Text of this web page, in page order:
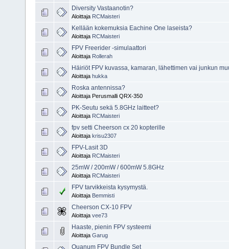
Diversity Vastaanotin?
Aloittaja RCMaisteri
Kellään kokemuksia Eachine One laseista?
Aloittaja RCMaisteri
FPV Freerider -simulaattori
Aloittaja Rollerah
Häiriöt FPV kuvassa, kamaran, lähettimen vai junkun
Aloittaja hukka
Roska antennissa?
Aloittaja Perusmalli QRX-350
PK-Seutu sekä 5.8GHz laitteet?
Aloittaja RCMaisteri
fpv setti Cheerson cx 20 kopterille
Aloittaja krisu2307
FPV-Lasit 3D
Aloittaja RCMaisteri
25mW / 200mW / 600mW 5.8GHz
Aloittaja RCMaisteri
FPV tarvikkeista kysymystä.
Aloittaja Bemmisti
Cheerson CX-10 FPV
Aloittaja vee73
Haaste, pienin FPV systeemi
Aloittaja Garug
Quanum FPV Bundle Set